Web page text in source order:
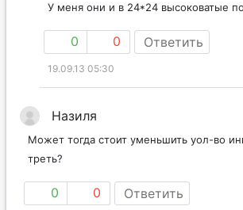
У меня они и в 24*24 высоковатые
0 0 Ответить
19.09.13 05:30
Назиля
Может тогда стоит уменьшить уол-во
треть?
0 0 Ответить